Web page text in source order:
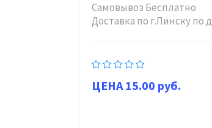
Самовывоз Бесплатно
Доставка по г.Пинску по
15.00 руб.